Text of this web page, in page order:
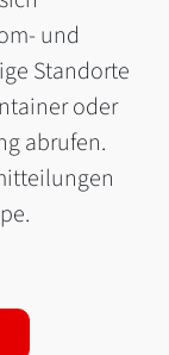
und
Standorte
oder
abrufen.